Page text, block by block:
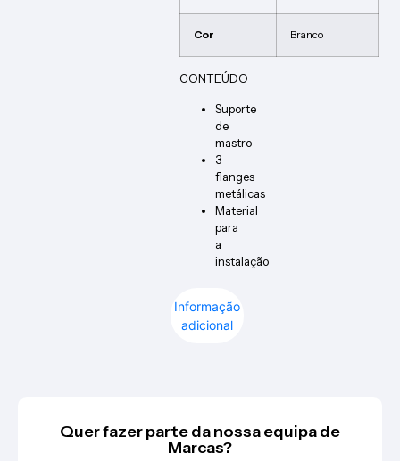
Informação
adicional
Cor Branco
CONTEÚDO
Suporte
de
mastro
3
flanges
metálicas
Material
para
a
instalação
Quer fazer parte da nossa equipa de
Marcas?